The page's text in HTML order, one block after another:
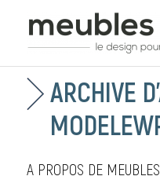
ARCHIVE
A PROPOS DE